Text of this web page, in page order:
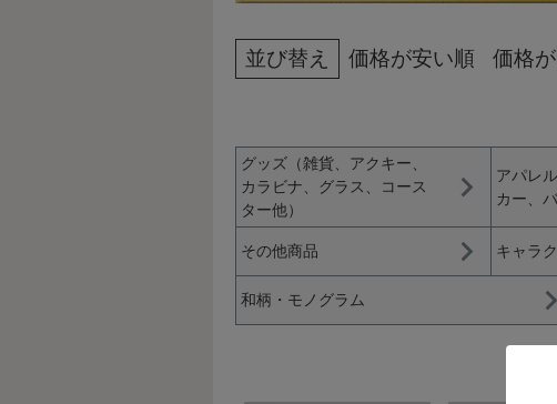
並び替え 価格が安い順 価格
グッズ（雑貨、アクキー、
カラビナ、グラス、コース
ター他）
アパレ
カー、
その他商品 キャラ
和柄・モノグラム